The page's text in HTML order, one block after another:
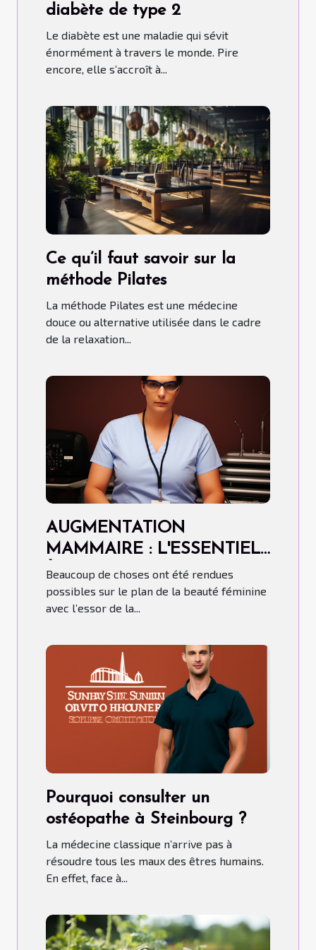
diabète de type 2
Le diabète est une maladie qui sévit
énormément à travers le monde. Pire
encore, elle s’accroît à...
Ce qu’il faut savoir sur la
méthode Pilates
La méthode Pilates est une médecine
douce ou alternative utilisée dans le cadre
de la relaxation...
AUGMENTATION
MAMMAIRE : L'ESSENTIEL
À SAVOIR
Beaucoup de choses ont été rendues
possibles sur le plan de la beauté féminine
avec l’essor de la...
Pourquoi consulter un
ostéopathe à Steinbourg ?
La médecine classique n’arrive pas à
résoudre tous les maux des êtres humains.
En effet, face à...